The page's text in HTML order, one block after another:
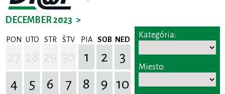
DECEMBER 2023 >
PON UTO STR ŠTV PIA SOB NED
1 2
3
4
5 6 7 8 9 10
Kategória:
Miesto: